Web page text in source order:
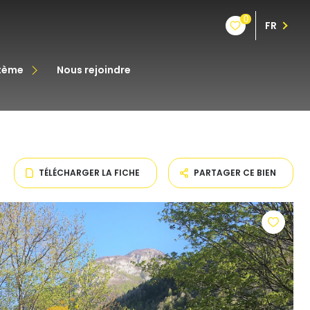
0 FR
nous rejoindre
TÉLÉCHARGER LA FICHE PARTAGER CE BIEN